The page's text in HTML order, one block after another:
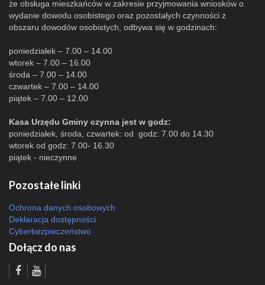
że obsługa mieszkańców w zakresie przyjmowania wniosków o
wydanie dowodu osobistego oraz pozostałych czynności z
obszaru dowodów osobistych, odbywa się w godzinach:
poniedziałek – 7.00 – 14.00
wtorek – 7.00 – 16.00
środa – 7.00 – 14.00
czwartek – 7.00 – 14.00
piątek – 7.00 – 12.00
Kasa Urzędu Gminy czynna jest w godz:
poniedziałek, środa, czwartek: od godz: 7.00 do 14.30
wtorek od godz: 7.00- 16.30
piątek - nieczynne
Pozostałe linki
Ochrona danych osobowych
Deklaracja dostępności
Cyberbezpieczeństwo
Dołącz do nas